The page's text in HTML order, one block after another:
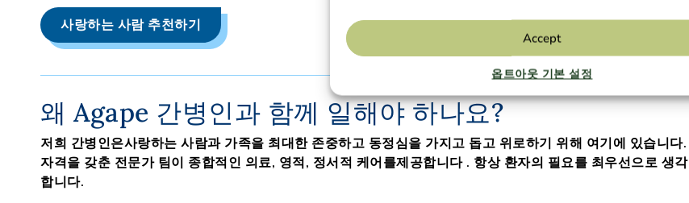
Accept
옵트아웃 기본 설정
사랑하는 사람 추천하기
왜 Agape 간병인과 함께 일해야 하나요?
저희 간병인은사랑하는 사람과 가족을 최대한 존중하고 동정심을 가지고 돕고 위로하기 위해 여기에 있습니다.
자격을 갖춘 전문가 팀이 종합적인 의료, 영적, 정서적 케어를제공합니다 . 항상 환자의 필요를 최우선으로 생각
합니다.